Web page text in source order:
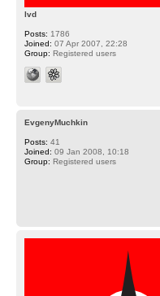
lvd
Posts: 1786
Joined: 07 Apr 2007, 22:28
Group: Registered users
EvgenyMuchkin
Posts: 41
Joined: 09 Jan 2008, 10:18
Group: Registered users